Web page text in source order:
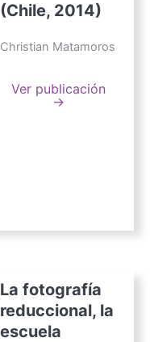
(Chile, 2014)
Christian Matamoros
Ver publicación
→
La fotografía
reduccional, la
escuela